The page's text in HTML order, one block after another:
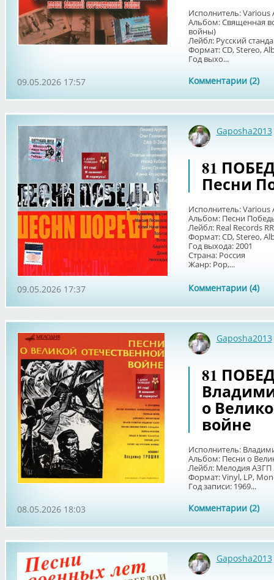
Исполнитель: Various
Альбом: Священная
войны)
Лейбл: Русский
Формат: CD, Stereo,
Год выхо...
Комментарии (2)
09.05.2026 17:57
Gaposha2013
81
Песни
Исполнитель: Various
Альбом: Песни
Лейбл: Real Records
Формат: CD, Stereo,
Год выхода: 2001
Страна: Россия
Жанр: Pop,...
Комментарии (4)
09.05.2026 17:37
Gaposha2013
81
о
войне
Исполнитель:
Альбом: Песни о
Лейбл: Мелодия АЗГП
Формат: Vinyl, LP,
Год записи: 1969...
Комментарии (2)
08.05.2026 18:03
Gaposha2013